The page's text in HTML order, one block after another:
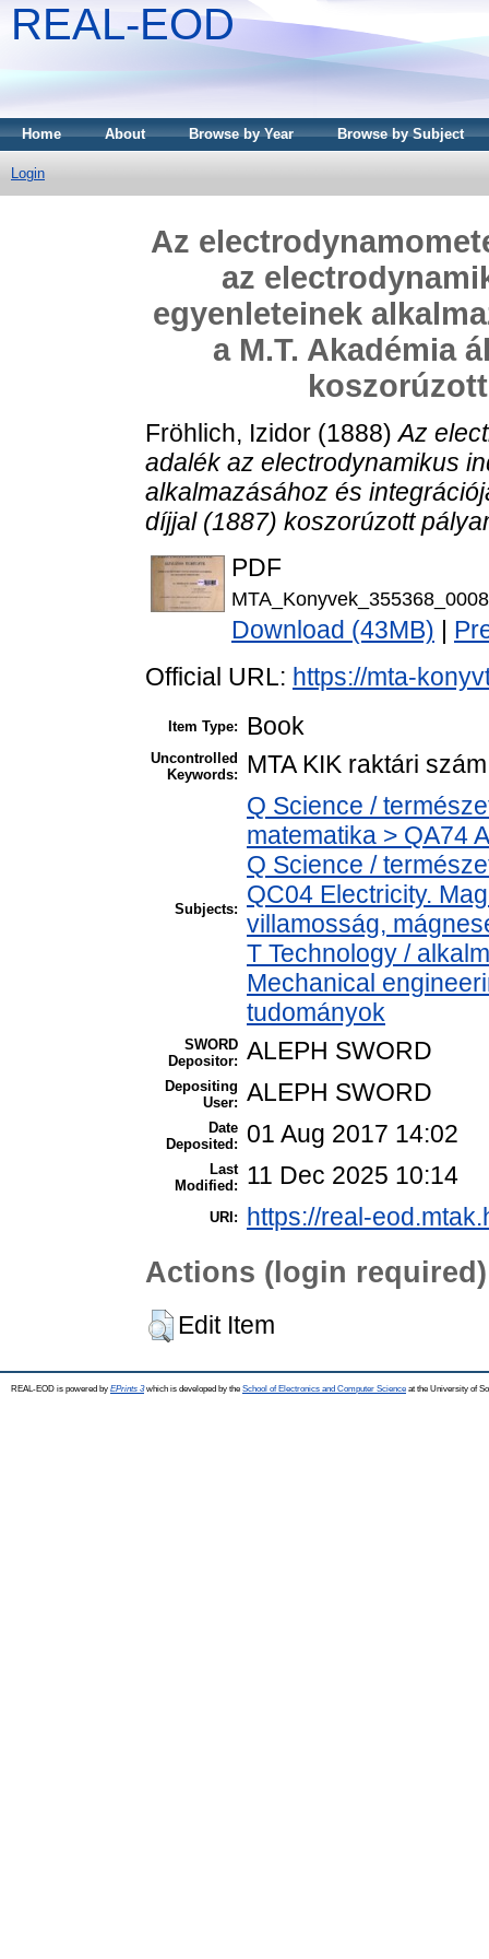
REAL-EOD
Home About Browse by Year Browse by Subject
Login
Az
az
egyenleteinek
a M.T. Akadémia
Fröhlich, Izidor (1888)Az
adalék az electrodynamikus
alkalmazásához és
díjjal (1887) koszorúzott
PDF
Download (43MB)
Official URL: https://mta-
Item Type: Book
Uncontrolled
Keywords:
MTA KIK raktári
Subjects:
Q Science /
matematika > QA74
Q Science /
QC04 Electricity.
villamosság,
T Technology /
Mechanical
tudományok
SWORD
Depositor: ALEPH SWORD
Depositing
User: ALEPH SWORD
Date
Deposited:
01 Aug 2017 14:02
Last
Modified:
11 Dec 2025 10:14
URI: https://real-
Actions (login required)
Edit Item
REAL-EOD is powered by EPrints 3which is developed by the School of Electronics and Computer Science at the University of